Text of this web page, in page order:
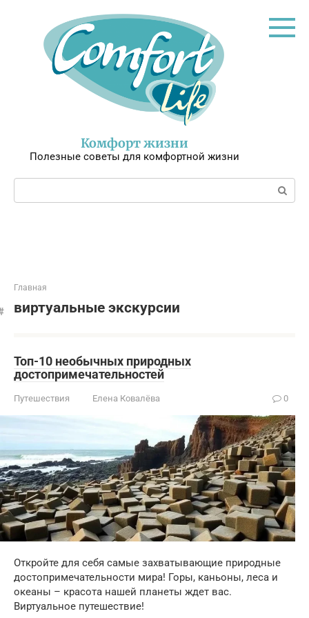
Комфорт жизни
Полезные советы для комфортной жизни
Поиск:
Главная
виртуальные экскурсии
Топ-10 необычных природных
достопримечательностей
Путешествия Елена Ковалёва 0
Откройте для себя самые захватывающие природные
достопримечательности мира! Горы, каньоны, леса и
океаны – красота нашей планеты ждет вас.
Виртуальное путешествие!